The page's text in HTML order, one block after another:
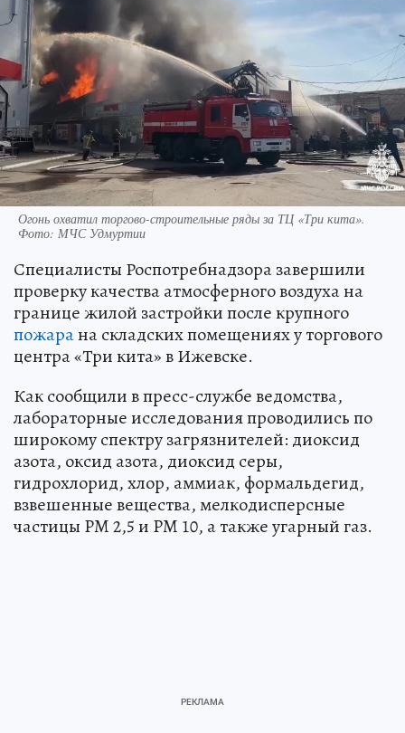
Огонь охватил торгово-строительные ряды за ТЦ «Три кита».
Фото: МЧС Удмуртии
Специалисты Роспотребнадзора завершили
проверку качества атмосферного воздуха на
границе жилой застройки после крупного
пожарана складских помещениях у торгового
центра «Три кита» в Ижевске.
Как сообщили в пресс-службе ведомства,
лабораторные исследования проводились по
широкому спектру загрязнителей: диоксид
азота, оксид азота, диоксид серы,
гидрохлорид, хлор, аммиак, формальдегид,
взвешенные вещества, мелкодисперсные
частицы PM 2,5 и PM 10, а также угарный газ.